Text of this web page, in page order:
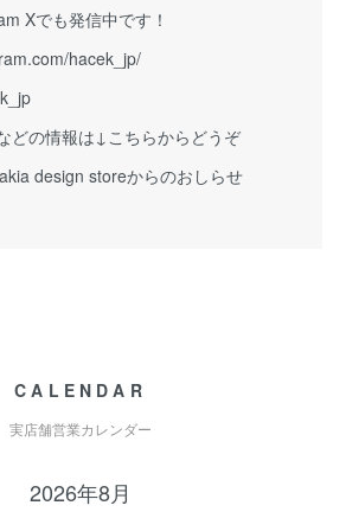
Xでも発信中です！
hacek_jp/
どの情報は↓こちらからどうぞ
design storeからのおしらせ
CALENDAR
実店舗営業カレンダー
2026年8月